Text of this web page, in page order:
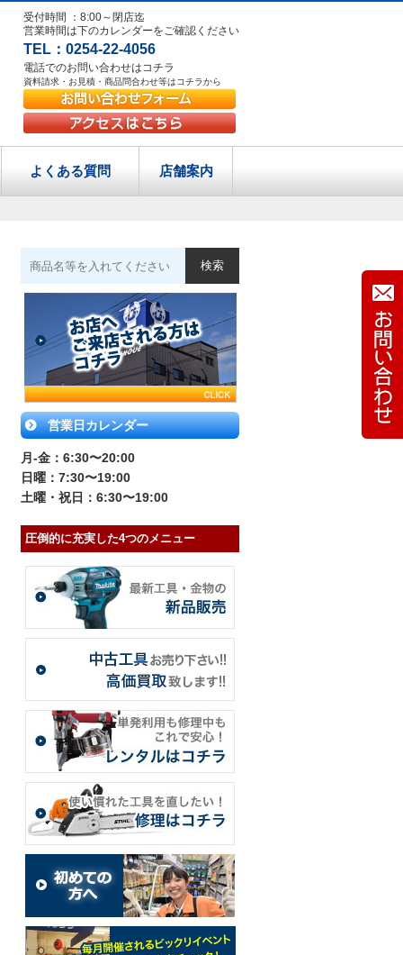
受付時間 ：8:00～閉店迄
営業時間は下のカレンダーをご確認ください
TEL：0254-22-4056
電話でのお問い合わせはコチラ
資料請求・お見積・商品問合わせ等はコチラから
よくある質問 店舗案内
営業日カレンダー
月-金：6:30〜20:00
日曜：7:30〜19:00
土曜・祝日：6:30〜19:00
圧倒的に充実した4つのメニュー